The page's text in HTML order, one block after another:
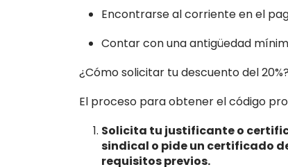
Encontrarse al corriente en el
Contar con una antigüedad
¿Cómo solicitar tu descuento del 20%?
El proceso para obtener el código
Solicita tu justificante o
sindical o pide un certificado
requisitos previos.